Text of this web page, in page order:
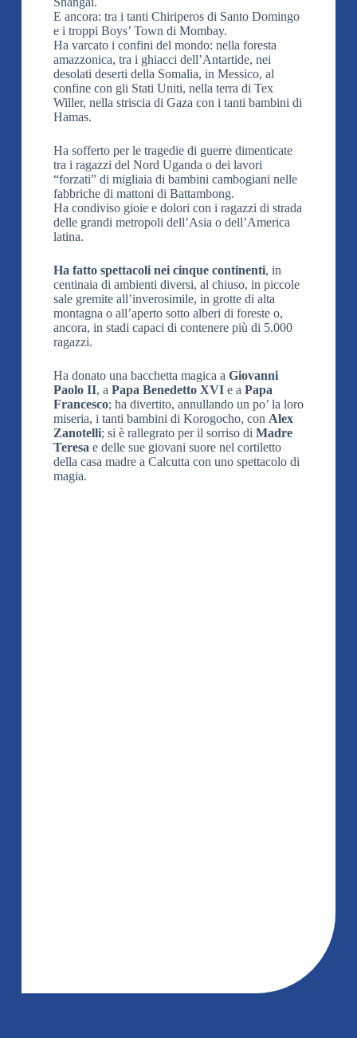
E ancora: tra i tanti Chiriperos di Santo Domingo
e i troppi Boys’ Town di Mombay.
Ha varcato i confini del mondo: nella foresta
amazzonica, tra i ghiacci dell’Antartide, nei
desolati deserti della Somalia, in Messico, al
confine con gli Stati Uniti, nella terra di Tex
Willer, nella striscia di Gaza con i tanti bambini di
Hamas.
Ha sofferto per le tragedie di guerre dimenticate
tra i ragazzi del Nord Uganda o dei lavori
“forzati” di migliaia di bambini cambogiani nelle
fabbriche di mattoni di Battambong.
Ha condiviso gioie e dolori con i ragazzi di strada
delle grandi metropoli dell’Asia o dell’America
latina.
Ha fatto spettacoli nei cinque continenti, in
centinaia di ambienti diversi, al chiuso, in piccole
sale gremite all’inverosimile, in grotte di alta
montagna o all’aperto sotto alberi di foreste o,
ancora, in stadi capaci di contenere più di 5.000
ragazzi.
Ha donato una bacchetta magica a Giovanni
Paolo II, a Papa Benedetto XVIe a Papa
Francesco; ha divertito, annullando un po’ la loro
miseria, i tanti bambini di Korogocho, con Alex
Zanotelli; si è rallegrato per il sorriso di Madre
Teresa e delle sue giovani suore nel cortiletto
della casa madre a Calcutta con uno spettacolo di
magia.